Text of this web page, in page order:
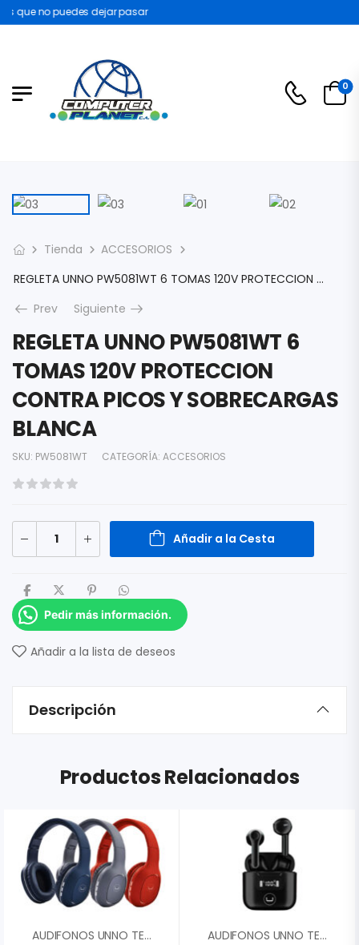
que no puedes dejar pasar
0
Tienda
ACCESORIOS
REGLETA UNNO PW5081WT 6 TOMAS 120V PROTECCION CONTRA PICOS Y SOBRECARGAS BLANCA
Prev
Siguiente
REGLETA UNNO PW5081WT 6
TOMAS 120V PROTECCION
CONTRA PICOS Y SOBRECARGAS
BLANCA
SKU: PW5081WT CATEGORÍA: ACCESORIOS
Añadir a la Cesta
Pedir más información.
Añadir a la lista de deseos
Descripción
Productos Relacionados
AUDIFONOS UNNO TEKNO OVALA BLUETOOTH 5.0 MANOS LIBRES ROJO HS7408RD AUDIFONOS UNNO TEKNO HYPER TWS MICROFONO INALAMBARICOS ESTUCHE BLUETOOH 5.0 NEGRO HS7507BK